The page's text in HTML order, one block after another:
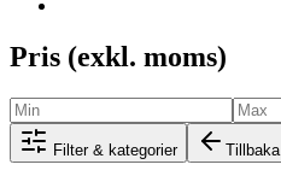
Pris (exkl. moms)
Filter & kategorier Tillbaka